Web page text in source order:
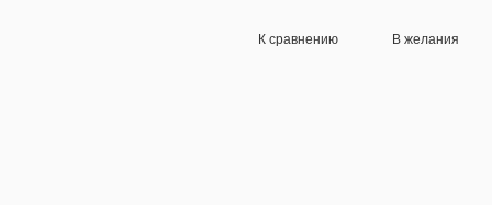
К сравнению В желания